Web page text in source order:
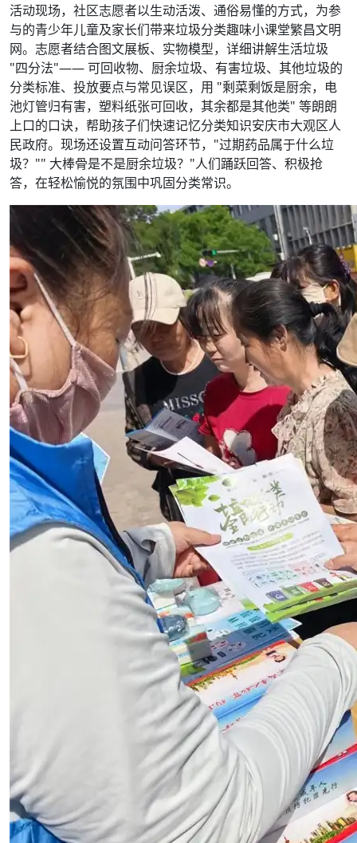
活动现场，社区志愿者以生动活泼、通俗易懂的方式，为参
与的青少年儿童及家长们带来垃圾分类趣味小课堂繁昌文明
网。志愿者结合图文展板、实物模型，详细讲解生活垃圾
"四分法"—— 可回收物、厨余垃圾、有害垃圾、其他垃圾的
分类标准、投放要点与常见误区，用 "剩菜剩饭是厨余，电
池灯管归有害，塑料纸张可回收，其余都是其他类" 等朗朗
上口的口诀，帮助孩子们快速记忆分类知识安庆市大观区人
民政府。现场还设置互动问答环节，"过期药品属于什么垃
圾？"" 大棒骨是不是厨余垃圾？"人们踊跃回答、积极抢
答，在轻松愉悦的氛围中巩固分类常识。